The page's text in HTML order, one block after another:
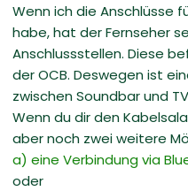
Wenn ich die Anschlüsse
habe, hat der Fernseher
Anschlussstellen. Diese
der OCB. Deswegen ist
zwischen Soundbar und
Wenn du dir den
aber noch zwei weitere
a) eine Verbindung via
oder